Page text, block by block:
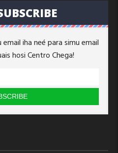
iha neé para simu email
hosi Centro Chega!